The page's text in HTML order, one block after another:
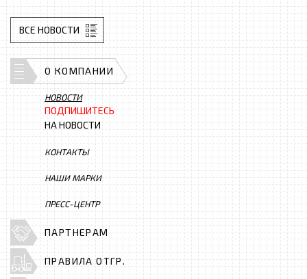
ВСЕ НОВОСТИ
О КОМПАНИИ
НОВОСТИ
ПОДПИШИТЕСЬ
НА НОВОСТИ
КОНТАКТЫ
НАШИ МАРКИ
ПРЕСС-ЦЕНТР
ПАРТНЕРАМ
ПРАВИЛА ОТГР.